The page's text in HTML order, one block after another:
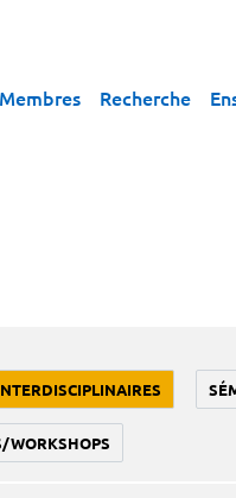
Membres Recherche
WORKSHOPS